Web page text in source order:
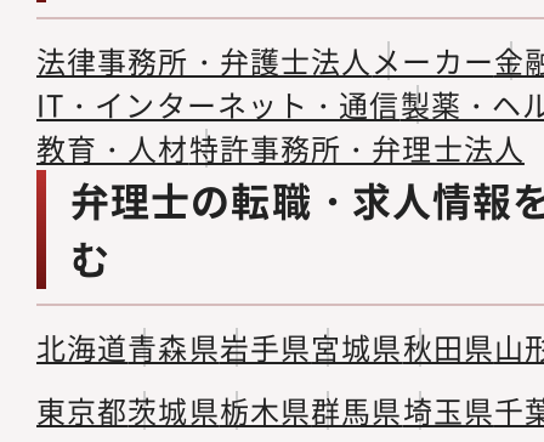
法律事務所・弁護士法人メーカー金
IT・インターネット・通信製薬・ヘ
教育・人材特許事務所・弁理士法人
弁理士の転職・求人情報
む
北海道青森県岩手県宮城県秋田県山
東京都茨城県栃木県群馬県埼玉県千